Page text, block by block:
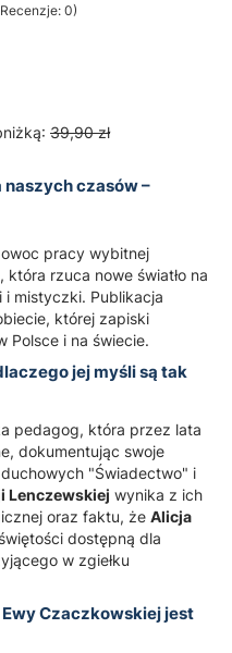
0)
Opinie
39,90 zł
czasów –
pracy wybitnej
, która rzuca nowe światło na
mistyczki. Publikacja
której zapiski
Polsce i na świecie.
jej myśli są tak
pedagog, która przez lata
dokumentując swoje
"Świadectwo" i
Lenczewskiej wynika z ich
oraz faktu, że Alicja
dostępną dla
w zgiełku
Czaczkowskiej jest